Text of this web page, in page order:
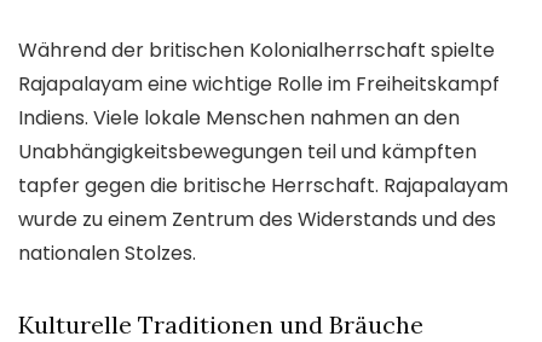
Während der britischen Kolonialherrschaft spielte
Rajapalayam eine wichtige Rolle im Freiheitskampf
Indiens. Viele lokale Menschen nahmen an den
Unabhängigkeitsbewegungen teil und kämpften
tapfer gegen die britische Herrschaft. Rajapalayam
wurde zu einem Zentrum des Widerstands und des
nationalen Stolzes.
Kulturelle Traditionen und Bräuche